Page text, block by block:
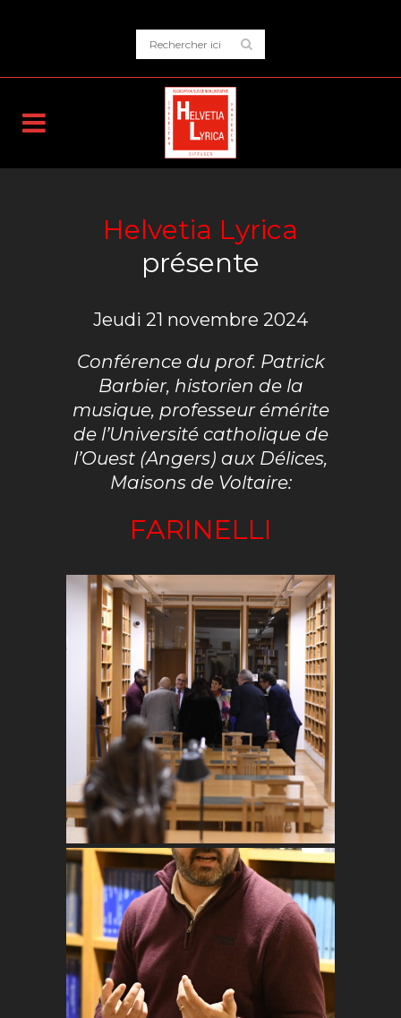
Helvetia Lyrica
présente
Jeudi 21 novembre 2024
Conférence du prof. Patrick
Barbier, historien de la
musique, professeur émérite
de l’Université catholique de
l’Ouest (Angers) aux Délices,
Maisons de Voltaire:
FARINELLI